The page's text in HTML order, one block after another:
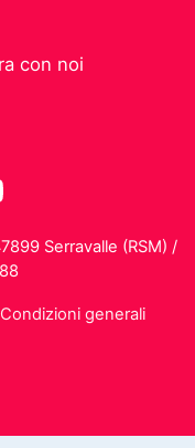
con noi
Serravalle (RSM) /
Condizioni generali